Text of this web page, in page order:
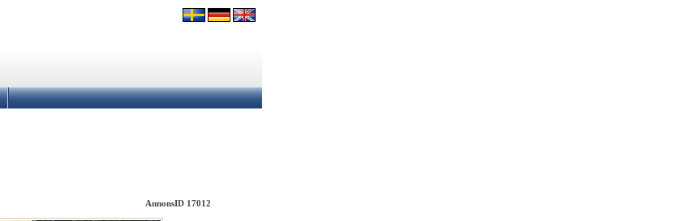
AnnonsID 17012